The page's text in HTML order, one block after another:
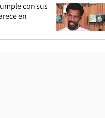
con sus
en